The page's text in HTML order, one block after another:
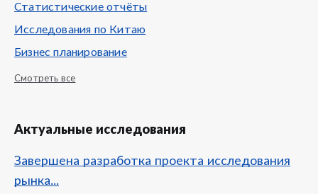
Статистические отчёты
Исследования по Китаю
Бизнес планирование
Смотреть все
Актуальные исследования
Завершена разработка проекта исследования
рынка...